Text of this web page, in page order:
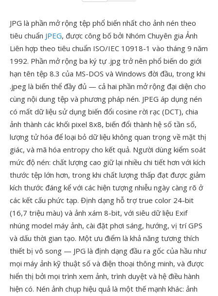
JPG là phần mở rộng tệp phổ biến nhất cho ảnh nén theo
tiêu chuẩn JPEG, được công bố bởi Nhóm Chuyên gia Ảnh
Liên hợp theo tiêu chuẩn ISO/IEC 10918-1 vào tháng 9 năm
1992. Phần mở rộng ba ký tự .jpg trở nên phổ biến do giới
hạn tên tệp 8.3 của MS-DOS và Windows đời đầu, trong khi
.jpeg là biến thể đầy đủ — cả hai phần mở rộng đại diện cho
cùng nội dung tệp và phương pháp nén. JPEG áp dụng nén
có mất dữ liệu sử dụng biến đổi cosine rời rạc (DCT), chia
ảnh thành các khối pixel 8x8, biến đổi thành hệ số tần số,
lượng tử hóa để loại bỏ dữ liệu không quan trọng về mặt thị
giác, và mã hóa entropy cho kết quả. Người dùng kiểm soát
mức độ nén: chất lượng cao giữ lại nhiều chi tiết hơn với kích
thước tệp lớn hơn, trong khi chất lượng thấp đạt được giảm
kích thước đáng kể với các hiện tượng nhiễu ngày càng rõ ở
các kết cấu phức tạp. Định dạng hỗ trợ true color 24-bit
(16,7 triệu màu) và ảnh xám 8-bit, với siêu dữ liệu Exif
nhúng model máy ảnh, cài đặt phơi sáng, hướng, vị trí GPS
và dấu thời gian tạo. Một ưu điểm là khả năng tương thích
thiết bị vô song — JPG là định dạng đầu ra gốc của hầu như
mọi máy ảnh kỹ thuật số và điện thoại thông minh, và được
hiển thị bởi mọi trình xem ảnh, trình duyệt và hệ điều hành
hiện có. Nén ảnh chụp hiệu quả là một thế mạnh khác: ảnh